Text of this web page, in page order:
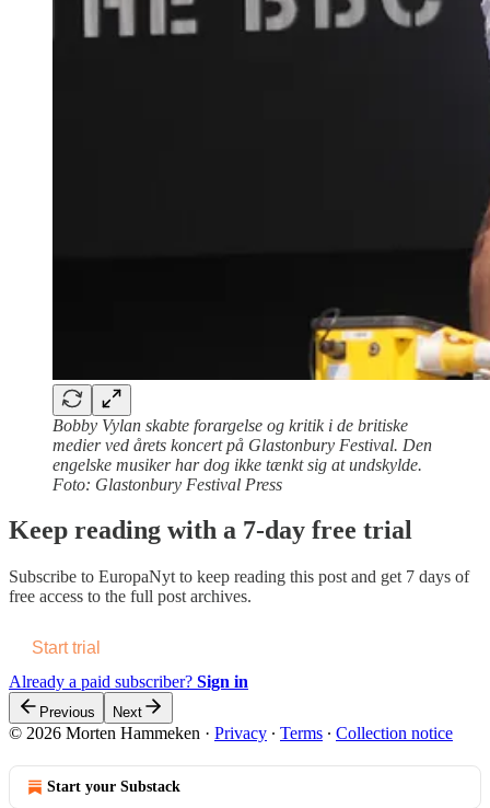
Bobby Vylan skabte forargelse og kritik i de britiske
medier ved årets koncert på Glastonbury Festival. Den
engelske musiker har dog ikke tænkt sig at undskylde.
Foto: Glastonbury Festival Press
Keep reading with a 7-day free trial
Subscribe to EuropaNyt to keep reading this post and get 7 days of
free access to the full post archives.
Start trial
Already a paid subscriber? Sign in
Previous Next
© 2026 Morten Hammeken · Privacy ∙ Terms ∙ Collection notice
Start your Substack